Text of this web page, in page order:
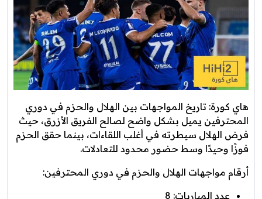
هاي كورة: تاريخ المواجهات بين الهلال والحزم في دوري
المحترفين يميل بشكل واضح لصالح الفريق الأزرق، حيث
فرض الهلال سيطرته في أغلب اللقاءات، بينما حقق الحزم
فوزًا وحيدًا وسط حضور محدود للتعادلات.
أرقام مواجهات الهلال والحزم في دوري المحترفين:
عدد المباريات: 8